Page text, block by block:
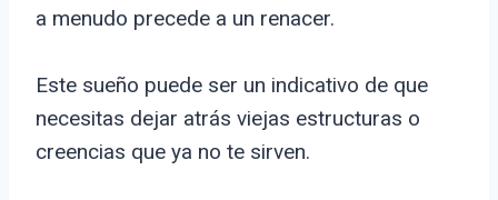
a menudo precede a un renacer.
Este sueño puede ser un indicativo de que
necesitas dejar atrás viejas estructuras o
creencias que ya no te sirven.